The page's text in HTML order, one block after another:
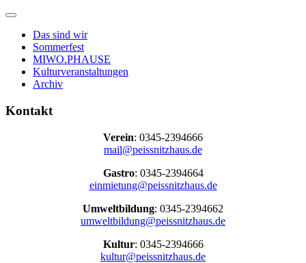
Das sind wir
Sommerfest
MIWO.PHAUSE
Kulturveranstaltungen
Archiv
Kontakt
Verein: 0345-2394666
mail@peissnitzhaus.de
Gastro: 0345-2394664
einmietung@peissnitzhaus.de
Umweltbildung: 0345-2394662
umweltbildung@peissnitzhaus.de
Kultur: 0345-2394666
kultur@peissnitzhaus.de